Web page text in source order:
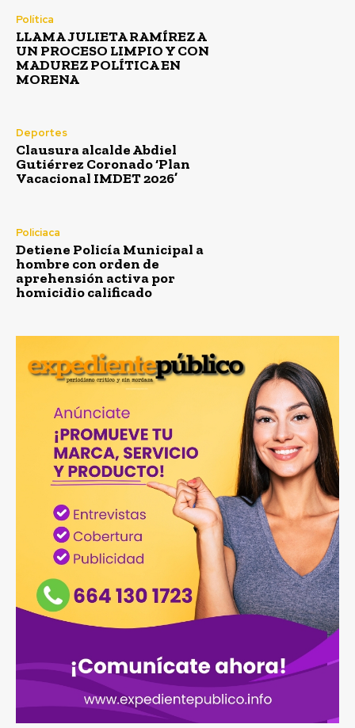
Política
LLAMA JULIETA RAMÍREZ A
UN PROCESO LIMPIO Y CON
MADUREZ POLÍTICA EN
MORENA
Deportes
Clausura alcalde Abdiel
Gutiérrez Coronado ‘Plan
Vacacional IMDET 2026’
Policiaca
Detiene Policía Municipal a
hombre con orden de
aprehensión activa por
homicidio calificado